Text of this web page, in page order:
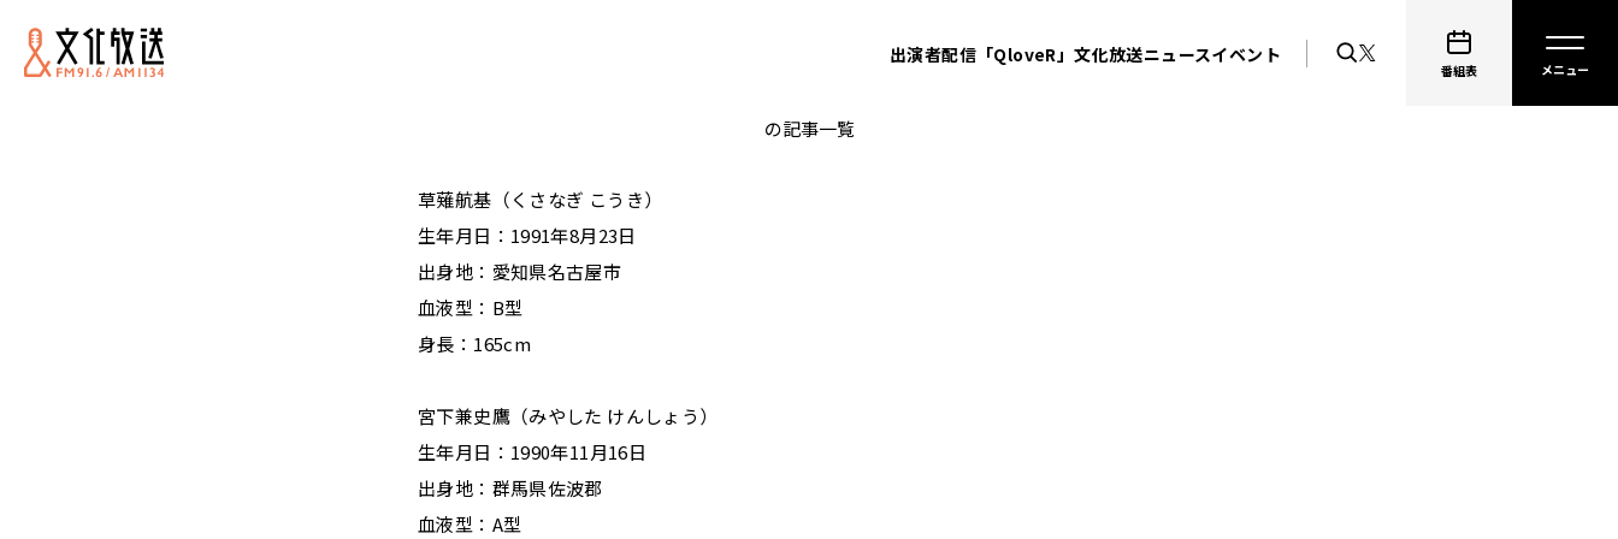
出演者配信「QloveR」文化放送ニュースイベント
番組表
の記事一覧
草薙航基（くさなぎ こうき）
生年月日：1991年8月23日
出身地：愛知県名古屋市
血液型：B型
身長：165cm
宮下兼史鷹（みやした けんしょう）
生年月日：1990年11月16日
出身地：群馬県佐波郡
血液型：A型